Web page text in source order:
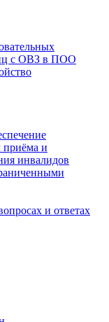
с ОВЗ в ПОО
приёма и
инвалидов
и ответах